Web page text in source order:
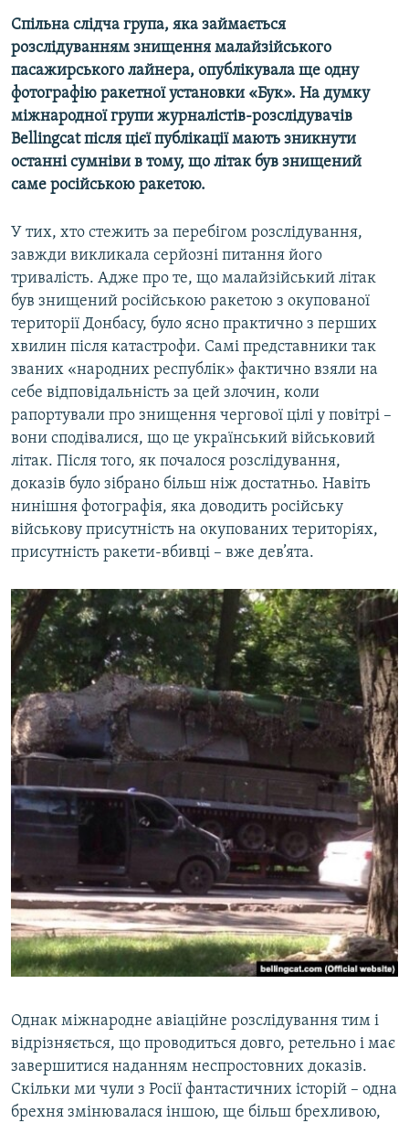
Усі сайти RFE/RL
Спільна слідча група, яка займається
розслідуванням знищення малайзійського
пасажирського лайнера, опублікувала ще одну
фотографію ракетної установки «Бук». На думку
міжнародної групи журналістів-розслідувачів
Bellingcat після цієї публікації мають зникнути
останні сумніви в тому, що літак був знищений
саме російською ракетою.
У тих, хто стежить за перебігом розслідування,
завжди викликала серйозні питання його
тривалість. Адже про те, що малайзійський літак
був знищений російською ракетою з окупованої
території Донбасу, було ясно практично з перших
хвилин після катастрофи. Самі представники так
званих «народних республік» фактично взяли на
себе відповідальність за цей злочин, коли
рапортували про знищення чергової цілі у повітрі –
вони сподівалися, що це український військовий
літак. Після того, як почалося розслідування,
доказів було зібрано більш ніж достатньо. Навіть
нинішня фотографія, яка доводить російську
військову присутність на окупованих територіях,
присутність ракети-вбивці – вже дев’ята.
Однак міжнародне авіаційне розслідування тим і
відрізняється, що проводиться довго, ретельно і має
завершитися наданням неспростовних доказів.
Скільки ми чули з Росії фантастичних історій – одна
брехня змінювалася іншою, ще більш брехливою,